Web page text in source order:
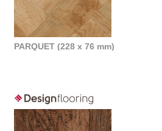
PARQUET (228 x 76 mm)